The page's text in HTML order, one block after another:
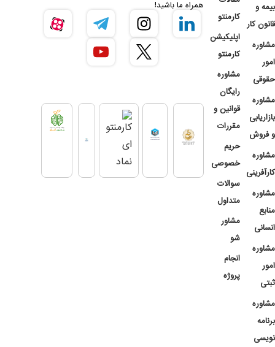
بیمه و
قانون کار
مشاوره
امور
حقوقی
مشاوره
بازاریابی
و فروش
مشاوره
کارآفرینی
مشاوره
منابع
انسانی
مشاوره
امور
ثبتی
مشاوره
برنامه
نویسی
کارمنتو
اپلیکیشن
کارمنتو
مشاوره
رایگان
قوانین و
مقررات
حریم
خصوصی
سوالات
متداول
مشاور
شو
انجام
پروژه
همراه ما باشید!